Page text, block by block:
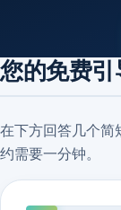
您的免费
在下方回答几个
约需要一分钟。